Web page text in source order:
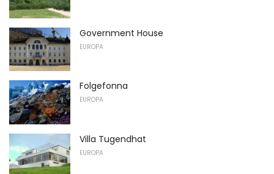
Government House
EUROPA
Folgefonna
EUROPA
Villa Tugendhat
EUROPA